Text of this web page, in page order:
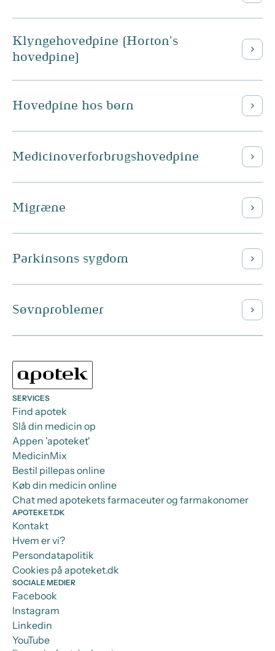
Klyngehovedpine (Horton's
hovedpine)
Hovedpine hos børn
Medicinoverforbrugshovedpine
Migræne
Parkinsons sygdom
Søvnproblemer
SERVICES
Find apotek
Slå din medicin op
Appen 'apoteket'
MedicinMix
Bestil pillepas online
Køb din medicin online
Chat med apotekets farmaceuter og farmakonomer
APOTEKET.DK
Kontakt
Hvem er vi?
Persondatapolitik
Cookies på apoteket.dk
SOCIALE MEDIER
Facebook
Instagram
Linkedin
YouTube